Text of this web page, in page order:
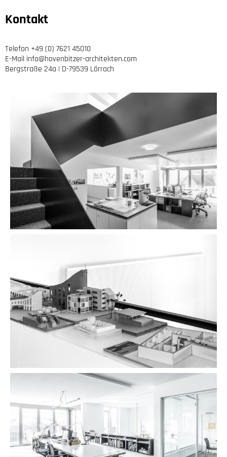
Kontakt
Telefon +49 (0) 7621 45010
E-Mail info@hovenbitzer-architekten.com
Bergstraße 24a | D-79539 Lörrach